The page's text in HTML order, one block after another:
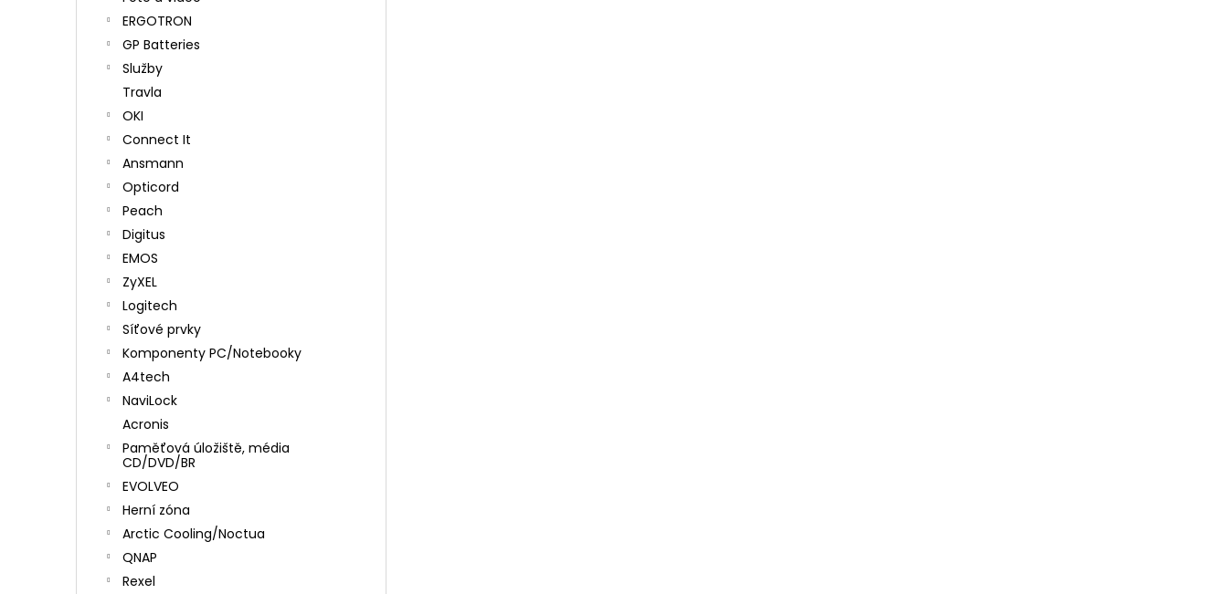
ERGOTRON
GP Batteries
Služby
Travla
OKI
Connect It
Ansmann
Opticord
Peach
Digitus
EMOS
ZyXEL
Logitech
Síťové prvky
Komponenty PC/Notebooky
A4tech
NaviLock
Acronis
Paměťová úložiště, média
CD/DVD/BR
EVOLVEO
Herní zóna
Arctic Cooling/Noctua
QNAP
Rexel